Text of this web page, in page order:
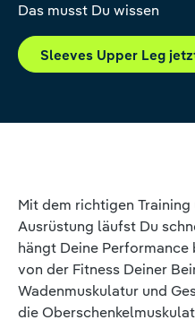
Das musst Du wissen
Sleeves Upper Leg
Mit dem richtigen
Ausrüstung läufst Du
hängt Deine
von der Fitness Deiner
Wadenmuskulatur und
die